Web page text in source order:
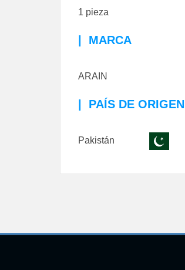
1 pieza
MARCA
ARAIN
PAÍS DE ORIGEN
Pakistán